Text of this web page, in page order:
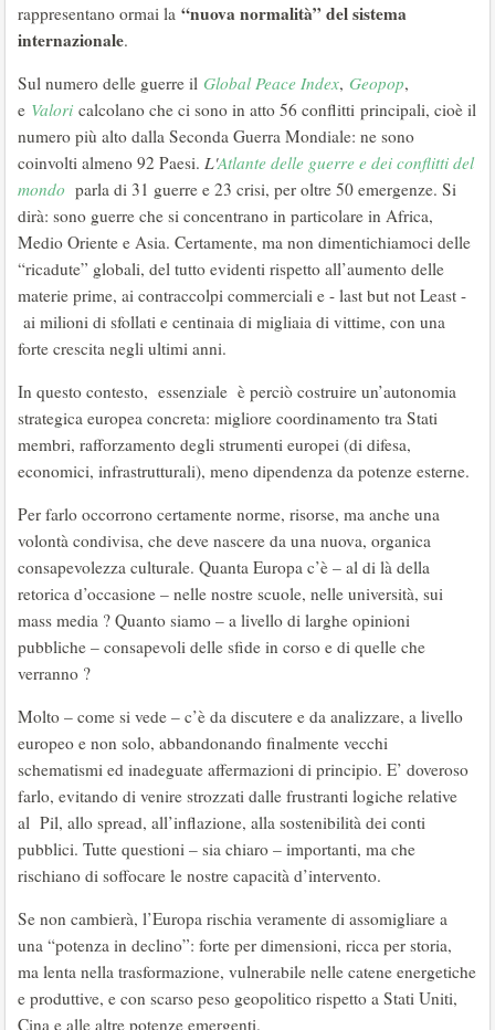
rappresentano ormai la “nuova normalità” del sistema
internazionale.
Sul numero delle guerre il Global Peace Index, Geopop,
e Valori calcolano che ci sono in atto 56 conflitti principali, cioè il
numero più alto dalla Seconda Guerra Mondiale: ne sono
coinvolti almeno 92 Paesi. L'Atlante delle guerre e dei conflitti del
mondo parla di 31 guerre e 23 crisi, per oltre 50 emergenze. Si
dirà: sono guerre che si concentrano in particolare in Africa,
Medio Oriente e Asia. Certamente, ma non dimentichiamoci delle
“ricadute” globali, del tutto evidenti rispetto all’aumento delle
materie prime, ai contraccolpi commerciali e - last but not Least -
ai milioni di sfollati e centinaia di migliaia di vittime, con una
forte crescita negli ultimi anni.
In questo contesto, essenziale è perciò costruire un’autonomia
strategica europea concreta: migliore coordinamento tra Stati
membri, rafforzamento degli strumenti europei (di difesa,
economici, infrastrutturali), meno dipendenza da potenze esterne.
Per farlo occorrono certamente norme, risorse, ma anche una
volontà condivisa, che deve nascere da una nuova, organica
consapevolezza culturale. Quanta Europa c’è – al di là della
retorica d’occasione – nelle nostre scuole, nelle università, sui
mass media ? Quanto siamo – a livello di larghe opinioni
pubbliche – consapevoli delle sfide in corso e di quelle che
verranno ?
Molto – come si vede – c’è da discutere e da analizzare, a livello
europeo e non solo, abbandonando finalmente vecchi
schematismi ed inadeguate affermazioni di principio. E’ doveroso
farlo, evitando di venire strozzati dalle frustranti logiche relative
al Pil, allo spread, all’inflazione, alla sostenibilità dei conti
pubblici. Tutte questioni – sia chiaro – importanti, ma che
rischiano di soffocare le nostre capacità d’intervento.
Se non cambierà, l’Europa rischia veramente di assomigliare a
una “potenza in declino”: forte per dimensioni, ricca per storia,
ma lenta nella trasformazione, vulnerabile nelle catene energetiche
e produttive, e con scarso peso geopolitico rispetto a Stati Uniti,
Cina e alle altre potenze emergenti.